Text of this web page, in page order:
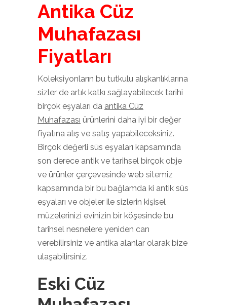
Antika Cüz
Muhafazası
Fiyatları
Koleksiyonların bu tutkulu alışkanlıklarına
sizler de artık katkı sağlayabilecek tarihi
birçok eşyaları da antika Cüz
Muhafazası ürünlerini daha iyi bir değer
fiyatına alış ve satış yapabileceksiniz.
Birçok değerli süs eşyaları kapsamında
son derece antik ve tarihsel birçok obje
ve ürünler çerçevesinde web sitemiz
kapsamında bir bu bağlamda ki antik süs
eşyaları ve objeler ile sizlerin kişisel
müzelerinizi evinizin bir köşesinde bu
tarihsel nesnelere yeniden can
verebilirsiniz ve antika alanlar olarak bize
ulaşabilirsiniz.
Eski Cüz